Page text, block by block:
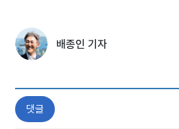
배종인 기자
댓글